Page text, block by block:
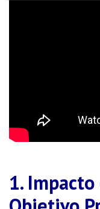
1.